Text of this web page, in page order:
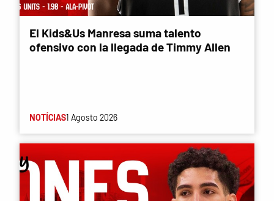
El Kids&Us Manresa suma talento
ofensivo con la llegada de Timmy Allen
NOTÍCIAS1 Agosto 2026